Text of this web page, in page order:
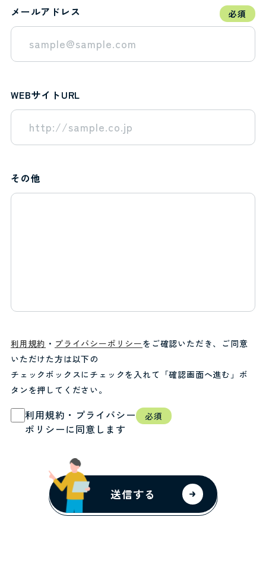
メールアドレス 必須
WEBサイトURL
その他
利用規約 ・ プライバシーポリシーをご確認いただき、ご同意
いただけた方は以下の
チェックボックスにチェックを入れて「確認画面へ進む」ボ
タンを押してください。
利用規約・プライバシー
ポリシーに同意します
必須